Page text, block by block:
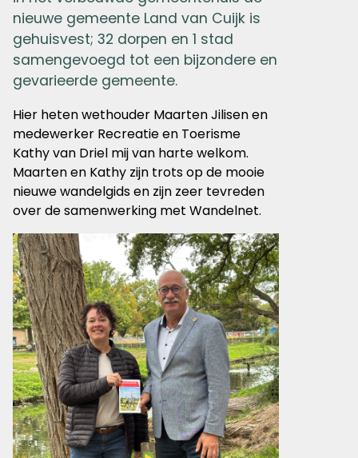
nieuwe gemeente Land van Cuijk is
gehuisvest; 32 dorpen en 1 stad
samengevoegd tot een bijzondere en
gevarieerde gemeente.
Hier heten wethouder Maarten Jilisen en
medewerker Recreatie en Toerisme
Kathy van Driel mij van harte welkom.
Maarten en Kathy zijn trots op de mooie
nieuwe wandelgids en zijn zeer tevreden
over de samenwerking met Wandelnet.